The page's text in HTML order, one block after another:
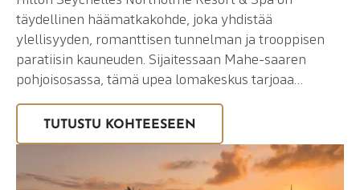
täydellinen häämatkakohde, joka yhdistää
ylellisyyden, romanttisen tunnelman ja trooppisen
paratiisin kauneuden. Sijaitessaan Mahe-saaren
pohjoisosassa, tämä upea lomakeskus tarjoaa…
TUTUSTU KOHTEESEEN